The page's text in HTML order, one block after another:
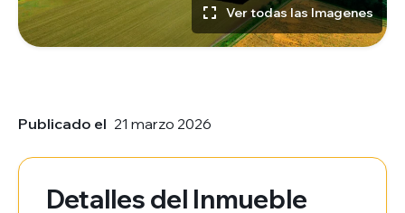
Ver todas las Imagenes
Publicado el 21 marzo 2026
Detalles del Inmueble